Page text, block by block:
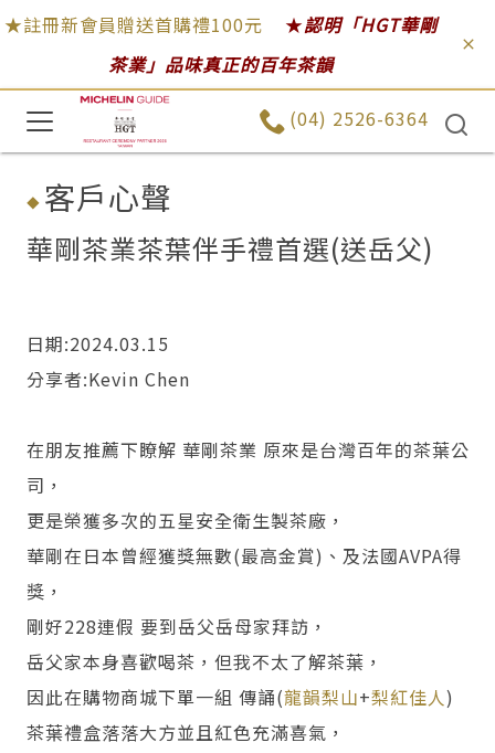
★註冊新會員贈送首購禮100元 ★認明「HGT華剛
茶業」品味真正的百年茶韻
(04) 2526-6364
客戶心聲
華剛茶業茶葉伴手禮首選(送岳父)
日期:2024.03.15
分享者:Kevin Chen
在朋友推薦下瞭解 華剛茶業 原來是台灣百年的茶葉公
司，
更是榮獲多次的五星安全衛生製茶廠，
華剛在日本曾經獲獎無數(最高金賞)、及法國AVPA得
獎，
剛好228連假 要到岳父岳母家拜訪，
岳父家本身喜歡喝茶，但我不太了解茶葉，
因此在購物商城下單一組 傳誦(龍韻梨山+梨紅佳人)
茶葉禮盒落落大方並且紅色充滿喜氣，